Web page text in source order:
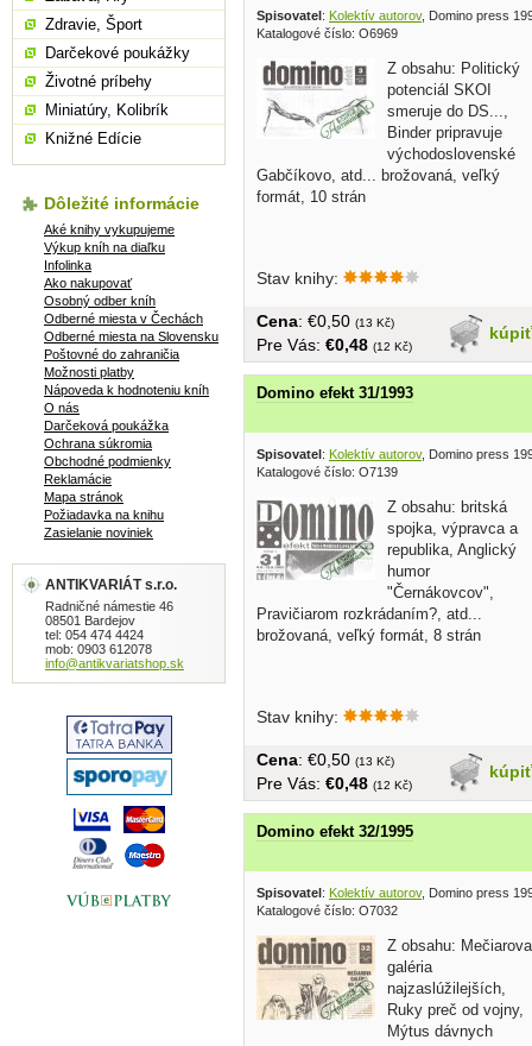
Spisovatel : Kolektív autorov, Domino press
Katalogové číslo: O6969
Z obsahu: Politický
potenciál SKOI
smeruje do DS...,
Binder pripravuje
východoslovenské
Gabčíkovo, atd... brožovaná, veľký
formát, 10 strán
Stav knihy:
kúpiť
Cena: €0,50 (13 Kč)
Pre Vás: €0,48 (12 Kč)
Domino efekt 31/1993
Spisovatel: Kolektív autorov, Domino press
Katalogové číslo: O7139
Z obsahu: britská
spojka, výpravca a
republika, Anglický
humor
"Černákovcov",
Pravičiarom rozkrádaním?, atd...
brožovaná, veľký formát, 8 strán
Stav knihy:
kúpiť
Cena: €0,50 (13 Kč)
Pre Vás: €0,48 (12 Kč)
Domino efekt 32/1995
Spisovatel: Kolektív autorov, Domino press
Katalogové číslo: O7032
Z obsahu: Mečiarova
galéria
najzaslúžilejších,
Ruky preč od vojny,
Mýtus dávnych
Zdravie, Šport
Darčekové poukážky
Životné príbehy
Miniatúry, Kolibrík
Knižné Edície
Dôležité informácie
Aké knihy vykupujeme
Výkup kníh na diaľku
Infolinka
Ako nakupovať
Osobný odber kníh
Odberné miesta v Čechách
Odberné miesta na Slovensku
Poštovné do zahraničia
Možnosti platby
Nápoveda k hodnoteniu kníh
O nás
Darčeková poukážka
Ochrana súkromia
Obchodné podmienky
Reklamácie
Mapa stránok
Požiadavka na knihu
Zasielanie noviniek
ANTIKVARIÁT s.r.o.
Radničné námestie 46
08501 Bardejov
tel: 054 474 4424
mob: 0903 612078
info@antikvariatshop.sk